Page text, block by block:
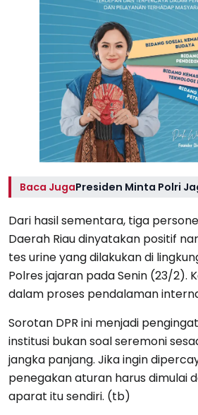
Baca JugaPresiden Minta Polri
Dari hasil sementara, tiga
Daerah Riau dinyatakan positif
tes urine yang dilakukan di
Polres jajaran pada Senin (23/2).
dalam proses pendalaman
Sorotan DPR ini menjadi
institusi bukan soal seremoni
jangka panjang. Jika ingin
penegakan aturan harus dimulai
aparat itu sendiri. (tb)